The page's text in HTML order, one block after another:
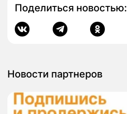
Поделиться новостью:
Новости партнеров